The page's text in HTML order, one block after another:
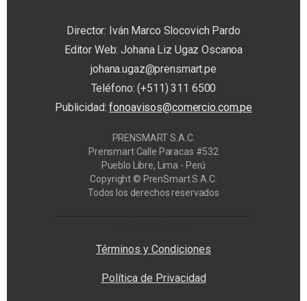
Director: Iván Marco Slocovich Pardo
Editor Web: Johana Liz Ugaz Oscanoa
johana.ugaz@prensmart.pe
Teléfono: (+511) 311 6500
Publicidad:fonoavisos@comercio.com.pe
PRENSMART S.A.C.
Prensmart Calle Paracas #532
Pueblo Libre, Lima - Perú
Copyright © PrenSmart S.A.C.
Todos los derechos reservados
Términos y Condiciones
Política de Privacidad